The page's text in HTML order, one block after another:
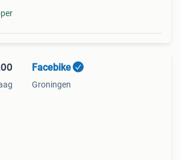
Facebike
Groningen